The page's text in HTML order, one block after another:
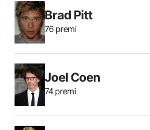
Brad Pitt
76 premi
Joel Coen
74 premi